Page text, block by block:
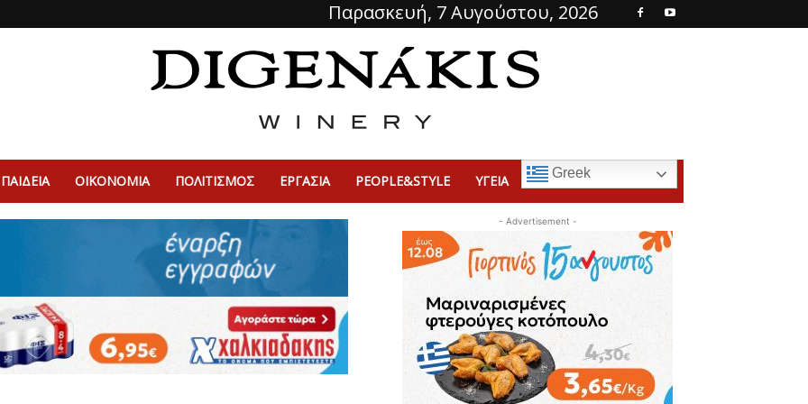
Παρασκευή, 7 Αυγούστου, 2026
ΠΑΙΔΕΙΑ ΟΙΚΟΝΟΜΙΑ ΠΟΛΙΤΙΣΜΌΣ ΕΡΓΑΣΙΑ PEOPLE&STYLE ΥΓΕΙΑ Greek
- Advertisement -